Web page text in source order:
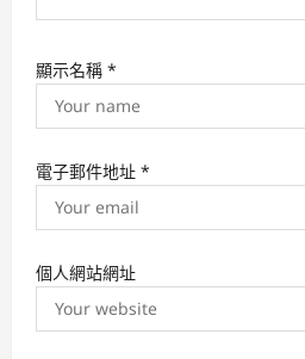
顯示名稱 *
電子郵件地址 *
個人網站網址